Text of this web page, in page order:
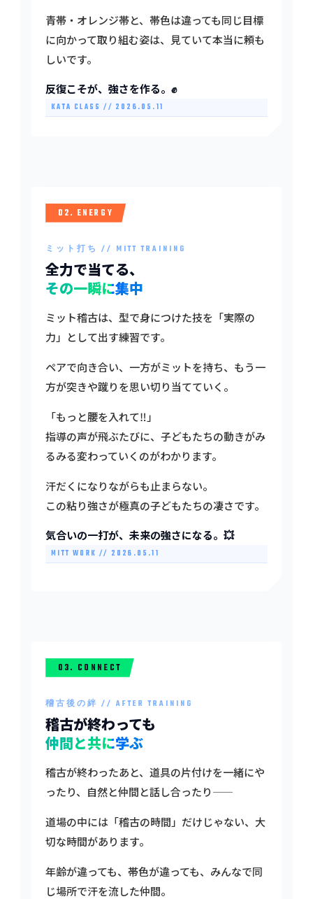
青帯・オレンジ帯と、帯色は違っても同じ目標
に向かって取り組む姿は、見ていて本当に頼も
しいです。
反復こそが、強さを作る。✊
KATA CLASS // 2026.05.11
02. ENERGY
ミット打ち // MITT TRAINING
全力で当てる、
その一瞬に集中
ミット稽古は、型で身につけた技を「実際の
力」として出す練習です。
ペアで向き合い、一方がミットを持ち、もう一
方が突きや蹴りを思い切り当てていく。
「もっと腰を入れて‼️」
指導の声が飛ぶたびに、子どもたちの動きがみ
るみる変わっていくのがわかります。
汗だくになりながらも止まらない。
この粘り強さが極真の子どもたちの凄さです。
気合いの一打が、未来の強さになる。💥
MITT WORK // 2026.05.11
03. CONNECT
稽古後の絆 // AFTER TRAINING
稽古が終わっても
仲間と共に学ぶ
稽古が終わったあと、道具の片付けを一緒にや
ったり、自然と仲間と話し合ったり——
道場の中には「稽古の時間」だけじゃない、大
切な時間があります。
年齢が違っても、帯色が違っても、みんなで同
じ場所で汗を流した仲間。